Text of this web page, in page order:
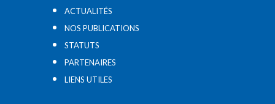
ACTUALITÉS
NOS PUBLICATIONS
STATUTS
PARTENAIRES
LIENS UTILES​